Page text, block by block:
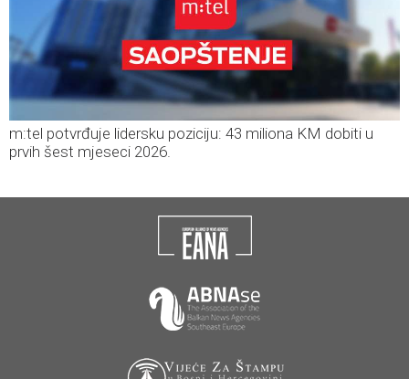
m:tel potvrđuje lidersku poziciju: 43 miliona KM dobiti u
prvih šest mjeseci 2026.